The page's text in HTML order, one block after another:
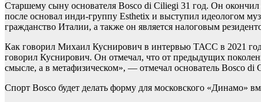
Старшему сыну основателя Bosco di Ciliegi 31 год. Он
после основал инди-группу Esthetix и выступил идеологом
гражданство Италии, а также он является налоговым
Как говорил Михаил Куснирович в интервью ТАСС в 2021
говорил Куснирович. Он отмечал, что от предыдущих
смысле, а в метафизическом», — отмечал основатель Bosco di
Спорт Bosco будет делать форму для московского «Динамо»